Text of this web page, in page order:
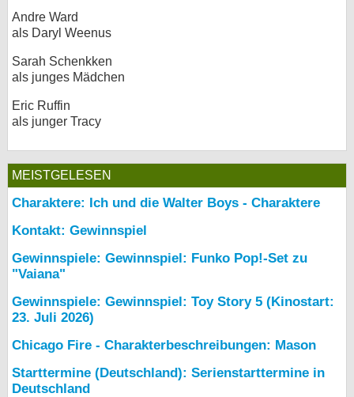
Andre Ward
als Daryl Weenus
Sarah Schenkken
als junges Mädchen
Eric Ruffin
als junger Tracy
MEISTGELESEN
Charaktere: Ich und die Walter Boys - Charaktere
Kontakt: Gewinnspiel
Gewinnspiele: Gewinnspiel: Funko Pop!-Set zu
"Vaiana"
Gewinnspiele: Gewinnspiel: Toy Story 5 (Kinostart:
23. Juli 2026)
Chicago Fire - Charakterbeschreibungen: Mason
Starttermine (Deutschland): Serienstarttermine in
Deutschland